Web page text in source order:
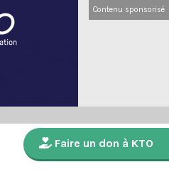
Contenu sponsorisé
Faire un don à KTO